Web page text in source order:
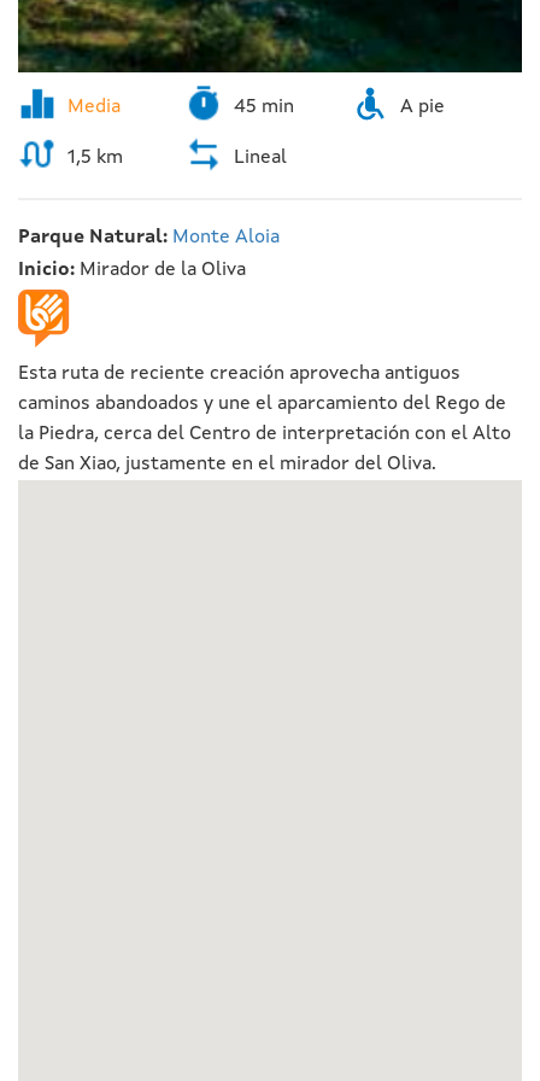
Media 45 min A pie
1,5 km Lineal
Parque Natural: Monte Aloia
Inicio: Mirador de la Oliva
Esta ruta de reciente creación aprovecha antiguos
caminos abandoados y une el aparcamiento del Rego de
la Piedra, cerca del Centro de interpretación con el Alto
de San Xiao, justamente en el mirador del Oliva.